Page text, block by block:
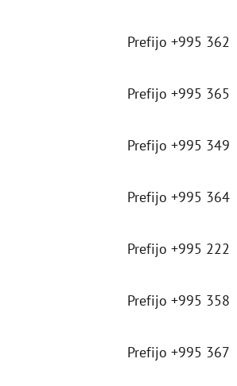
Prefijo +995 362
Prefijo +995 365
Prefijo +995 349
Prefijo +995 364
Prefijo +995 222
Prefijo +995 358
Prefijo +995 367